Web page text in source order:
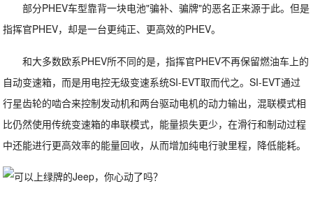
部分PHEV车型靠背一块电池"骗补、骗牌"的恶名正来源于此。但是
指挥官PHEV，却是一台更纯正、更高效的PHEV。
和大多数欧系PHEV所不同的是，指挥官PHEV不再保留燃油车上的
自动变速箱，而是用电控无级变速系统SI-EVT取而代之。SI-EVT通过
行星齿轮的啮合来控制发动机和两台驱动电机的动力输出，混联模式相
比仍然使用传统变速箱的串联模式，能量损失更少，在滑行和制动过程
中还能进行更高效率的能量回收，从而增加纯电行驶里程，降低能耗。